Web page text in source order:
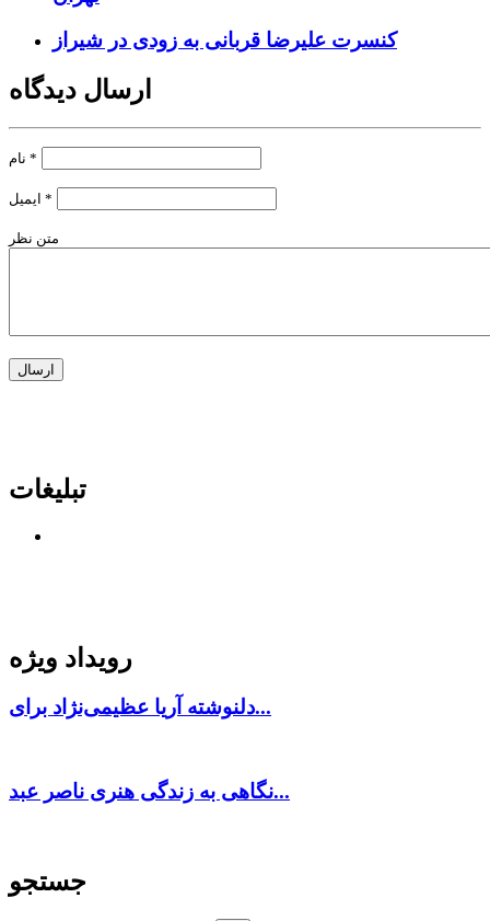
کنسرت علیرضا قربانی به زودی در شیراز
ارسال دیدگاه
*
*
متن نظر
تبلیغات
رویداد ویژه
دلنوشته آریا عظیمی‌نژاد برای...
نگاهی به زندگی هنری ناصر عبد...
جستجو